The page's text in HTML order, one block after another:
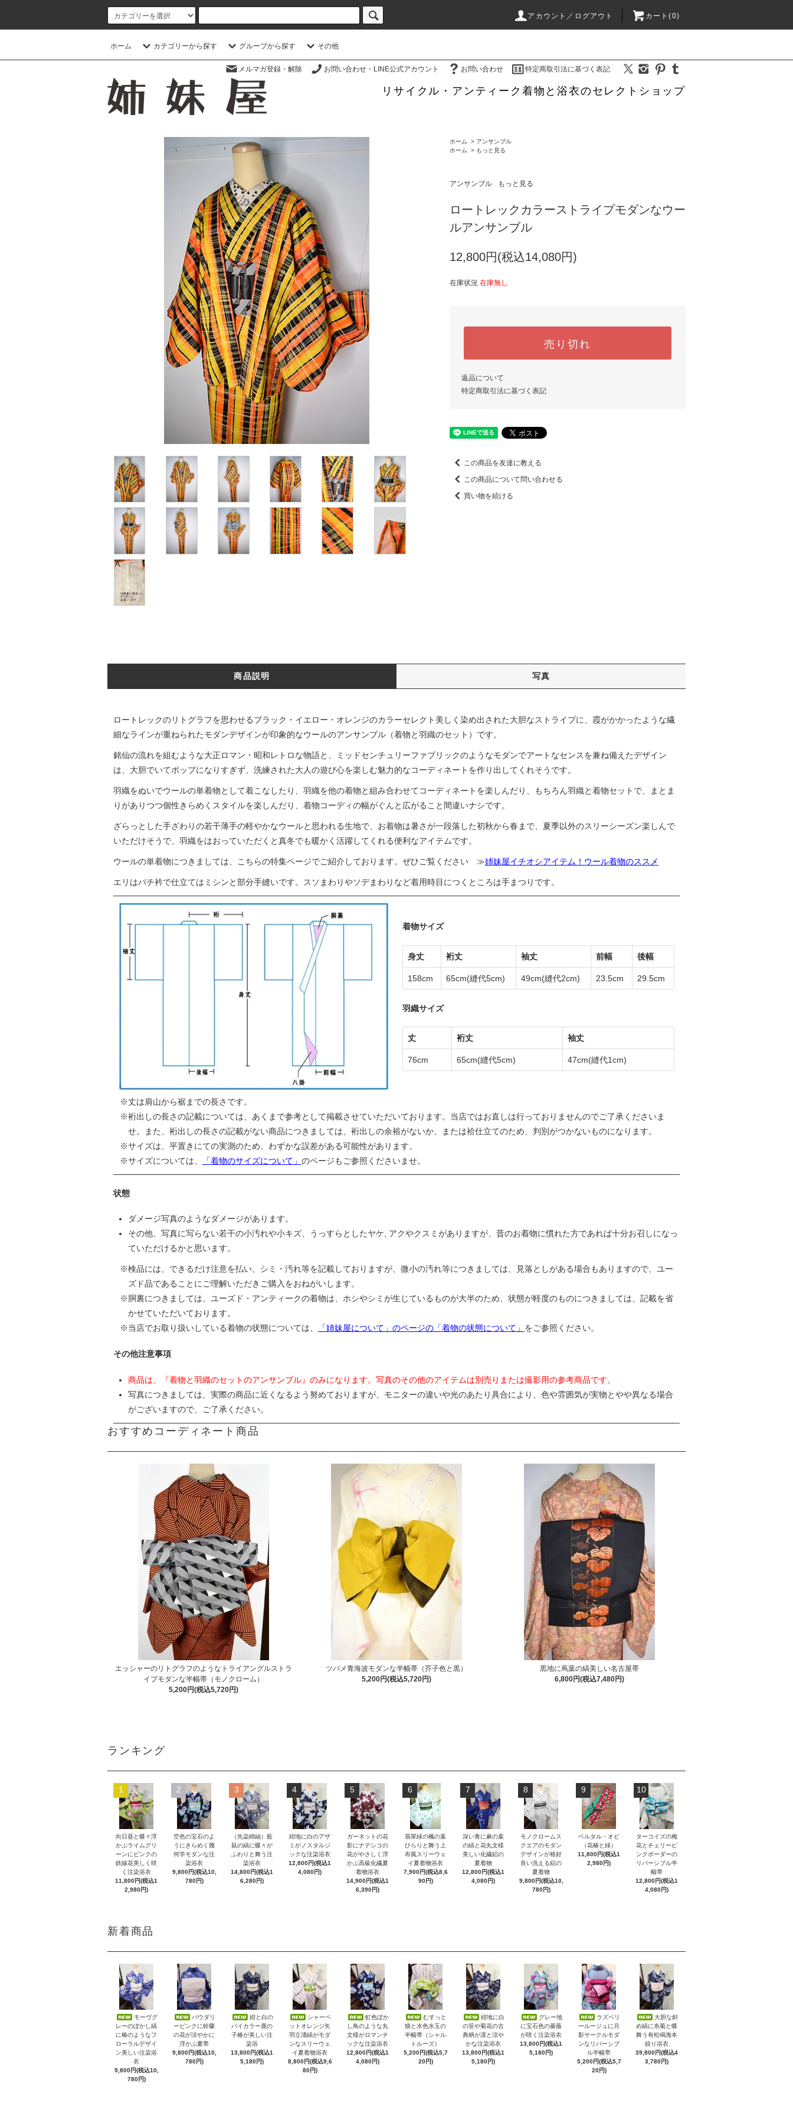
アカウント／ログアウト カート(0)
ホーム カテゴリーから探す グループから探す その他
メルマガ登録・解除 お問い合わせ・LINE公式アカウント お問い合わせ 特定商取引法に基づく表記
リサイクル・アンティーク着物と浴衣のセレクトショップ
ホーム > アンサンブル
ホーム
> もっと見る
アンサンブル もっと見る
ロートレックカラーストライプモダンなウー
ルアンサンブル
12,800円(税込14,080円)
在庫状況 在庫無し
売り切れ
返品について
特定商取引法に基づく表記
この商品を友達に教える
この商品について問い合わせる
買い物を続ける
商品説明 写真
ロートレックのリトグラフを思わせるブラック・イエロー・オレンジのカラーセレクト美しく染め出された大胆なストライプに、霞がかかったような繊
細なラインが重ねられたモダンデザインが印象的なウールのアンサンブル（着物と羽織のセット）です。
銘仙の流れを組むような大正ロマン・昭和レトロな物語と、ミッドセンチュリーファブリックのようなモダンでアートなセンスを兼ね備えたデザイン
は、大胆でいてポップになりすぎず、洗練された大人の遊び心を楽しむ魅力的なコーディネートを作り出してくれそうです。
羽織をぬいでウールの単着物として着こなしたり、羽織を他の着物と組み合わせてコーディネートを楽しんだり、もちろん羽織と着物セットで、まとま
りがありつつ個性きらめくスタイルを楽しんだり、着物コーディの幅がぐんと広がること間違いナシです。
ざらっとした手ざわりの若干薄手の軽やかなウールと思われる生地で、お着物は暑さが一段落した初秋から春まで、夏季以外のスリーシーズン楽しんで
いただけそうで、羽織をはおっていただくと真冬でも暖かく活躍してくれる便利なアイテムです。
ウールの単着物につきましては、こちらの特集ページでご紹介しております。ぜひご覧ください ≫姉妹屋イチオシアイテム！ウール着物のススメ
エリはバチ衿で仕立てはミシンと部分手縫いです。スソまわりやソデまわりなど着用時目につくところは手まつりです。
着物サイズ
身丈 裄丈 袖丈 前幅 後幅
158cm 65cm(縫代5cm) 49cm(縫代2cm) 23.5cm 29.5cm
羽織サイズ
丈 裄丈 袖丈
76cm 65cm(縫代5cm) 47cm(縫代1cm)
丈は肩山から裾までの長さです。
裄出しの長さの記載については、あくまで参考として掲載させていただいております。当店ではお直しは行っておりませんのでご了承くださいま
せ。また、裄出しの長さの記載がない商品につきましては、裄出しの余裕がないか、または袷仕立てのため、判別がつかないものになります。
サイズは、平置きにての実測のため、わずかな誤差がある可能性があります。
サイズについては、
「着物のサイズについて」 のページもご参照くださいませ。
状態
ダメージ写真のようなダメージがあります。
その他、写真に写らない若干の小汚れや小キズ、うっすらとしたヤケ, アクやクスミがありますが、昔のお着物に慣れた方であれば十分お召しになっ
ていただけるかと思います。
検品には、できるだけ注意を払い、シミ・汚れ等を記載しておりますが、微小の汚れ等につきましては、見落としがある場合もありますので、ユー
ズド品であることにご理解いただきご購入をおねがいします。
胴裏につきましては、ユーズド・アンティークの着物は、ホシやシミが生じているものが大半のため、状態が軽度のものにつきましては、記載を省
かせていただいております。
当店でお取り扱いしている着物の状態については、
「姉妹屋について」のページの「着物の状態について」 をご参照ください。
その他注意事項
商品は、『着物と羽織のセットのアンサンブル』のみになります。写真のその他のアイテムは別売りまたは撮影用の参考商品です。
写真につきましては、実際の商品に近くなるよう努めておりますが、モニターの違いや光のあたり具合により、色や雰囲気が実物とやや異なる場合
がございますので、ご了承ください。
おすすめコーディネート商品
エッシャーのリトグラフのようなトライアングルストラ
イプモダンな半幅帯（モノクローム）
5,200円(税込5,720円)
ツバメ青海波モダンな半幅帯（芥子色と黒）
5,200円(税込5,720円)
黒地に蔦葉の縞美しい名古屋帯
6,800円(税込7,480円)
ランキング
1
向日葵と蝶々浮
かぶライムグリ
ーンにピンクの
鉄線花美しく咲
く注染浴衣
11,800円(税込1
2,980円)
2
空色の宝石のよ
うにきらめく幾
何学モダンな注
染浴衣
9,800円(税込10,
780円)
3
（先染綿紬）藍
鼠の縞に蝶々が
ふわりと舞う注
染浴衣
14,800円(税込1
6,280円)
4
紺地に白のアザ
ミがノスタルジ
ックな注染浴衣
12,800円(税込1
4,080円)
5
ガーネットの花
影にナデシコの
花がやさしく浮
かぶ高級化繊夏
着物浴衣
14,900円(税込1
6,390円)
6
翡翠緑の楓の葉
ひらりと舞う上
布風スリーウェ
イ夏着物浴衣
7,900円(税込8,6
90円)
7
深い青に麻の葉
の縞と花丸文様
美しい化繊絽の
夏着物
12,800円(税込1
4,080円)
8
モノクロームス
クエアのモダン
デザインが格好
良い洗える絽の
夏着物
9,800円(税込10,
780円)
9
ベルタル・オビ
（花椿と緑）
11,800円(税込1
2,980円)
10
ターコイズの梅
花とチェリーピ
ンクボーダーの
リバーシブル半
幅帯
12,800円(税込1
4,080円)
新着商品
モーヴグ
レーのぼかし縞
に椿のようなフ
ローラルデザイ
ン美しい注染浴
衣
9,800円(税込10,
780円)
パウダリ
ーピンクに鈴蘭
の花が涼やかに
浮かぶ夏帯
9,800円(税込10,
780円)
紺と白の
バイカラー鹿の
子椿が美しい注
染浴
13,800円(税込1
5,180円)
シャーベ
ットオレンジ矢
羽立涌縞がモダ
ンなスリーウェ
イ夏着物浴衣
8,800円(税込9,6
80円)
虹色ぼか
し鳥のような丸
文様がロマンチ
ックな注染浴衣
12,800円(税込1
4,080円)
むすっと
猫と水色水玉の
半幅帯（シャル
トルーズ）
5,200円(税込5,7
20円)
紺地に白
の笹や菊花の古
典柄が凛と涼や
かな注染浴衣
13,800円(税込1
5,180円)
グレー地
に宝石色の薔薇
が咲く注染浴衣
13,800円(税込1
5,180円)
ラズベリ
ールージュに月
影サークルモダ
ンなリバーシブ
ル半幅帯
5,200円(税込5,7
20円)
大胆な斜
め縞に糸菊と蝶
舞う有松鳴海本
絞り浴衣
39,800円(税込4
3,780円)